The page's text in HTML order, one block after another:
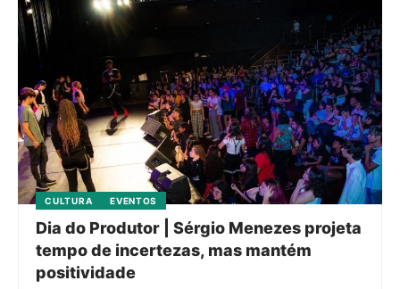
CULTURA EVENTOS
Dia do Produtor | Sérgio Menezes projeta
tempo de incertezas, mas mantém
positividade